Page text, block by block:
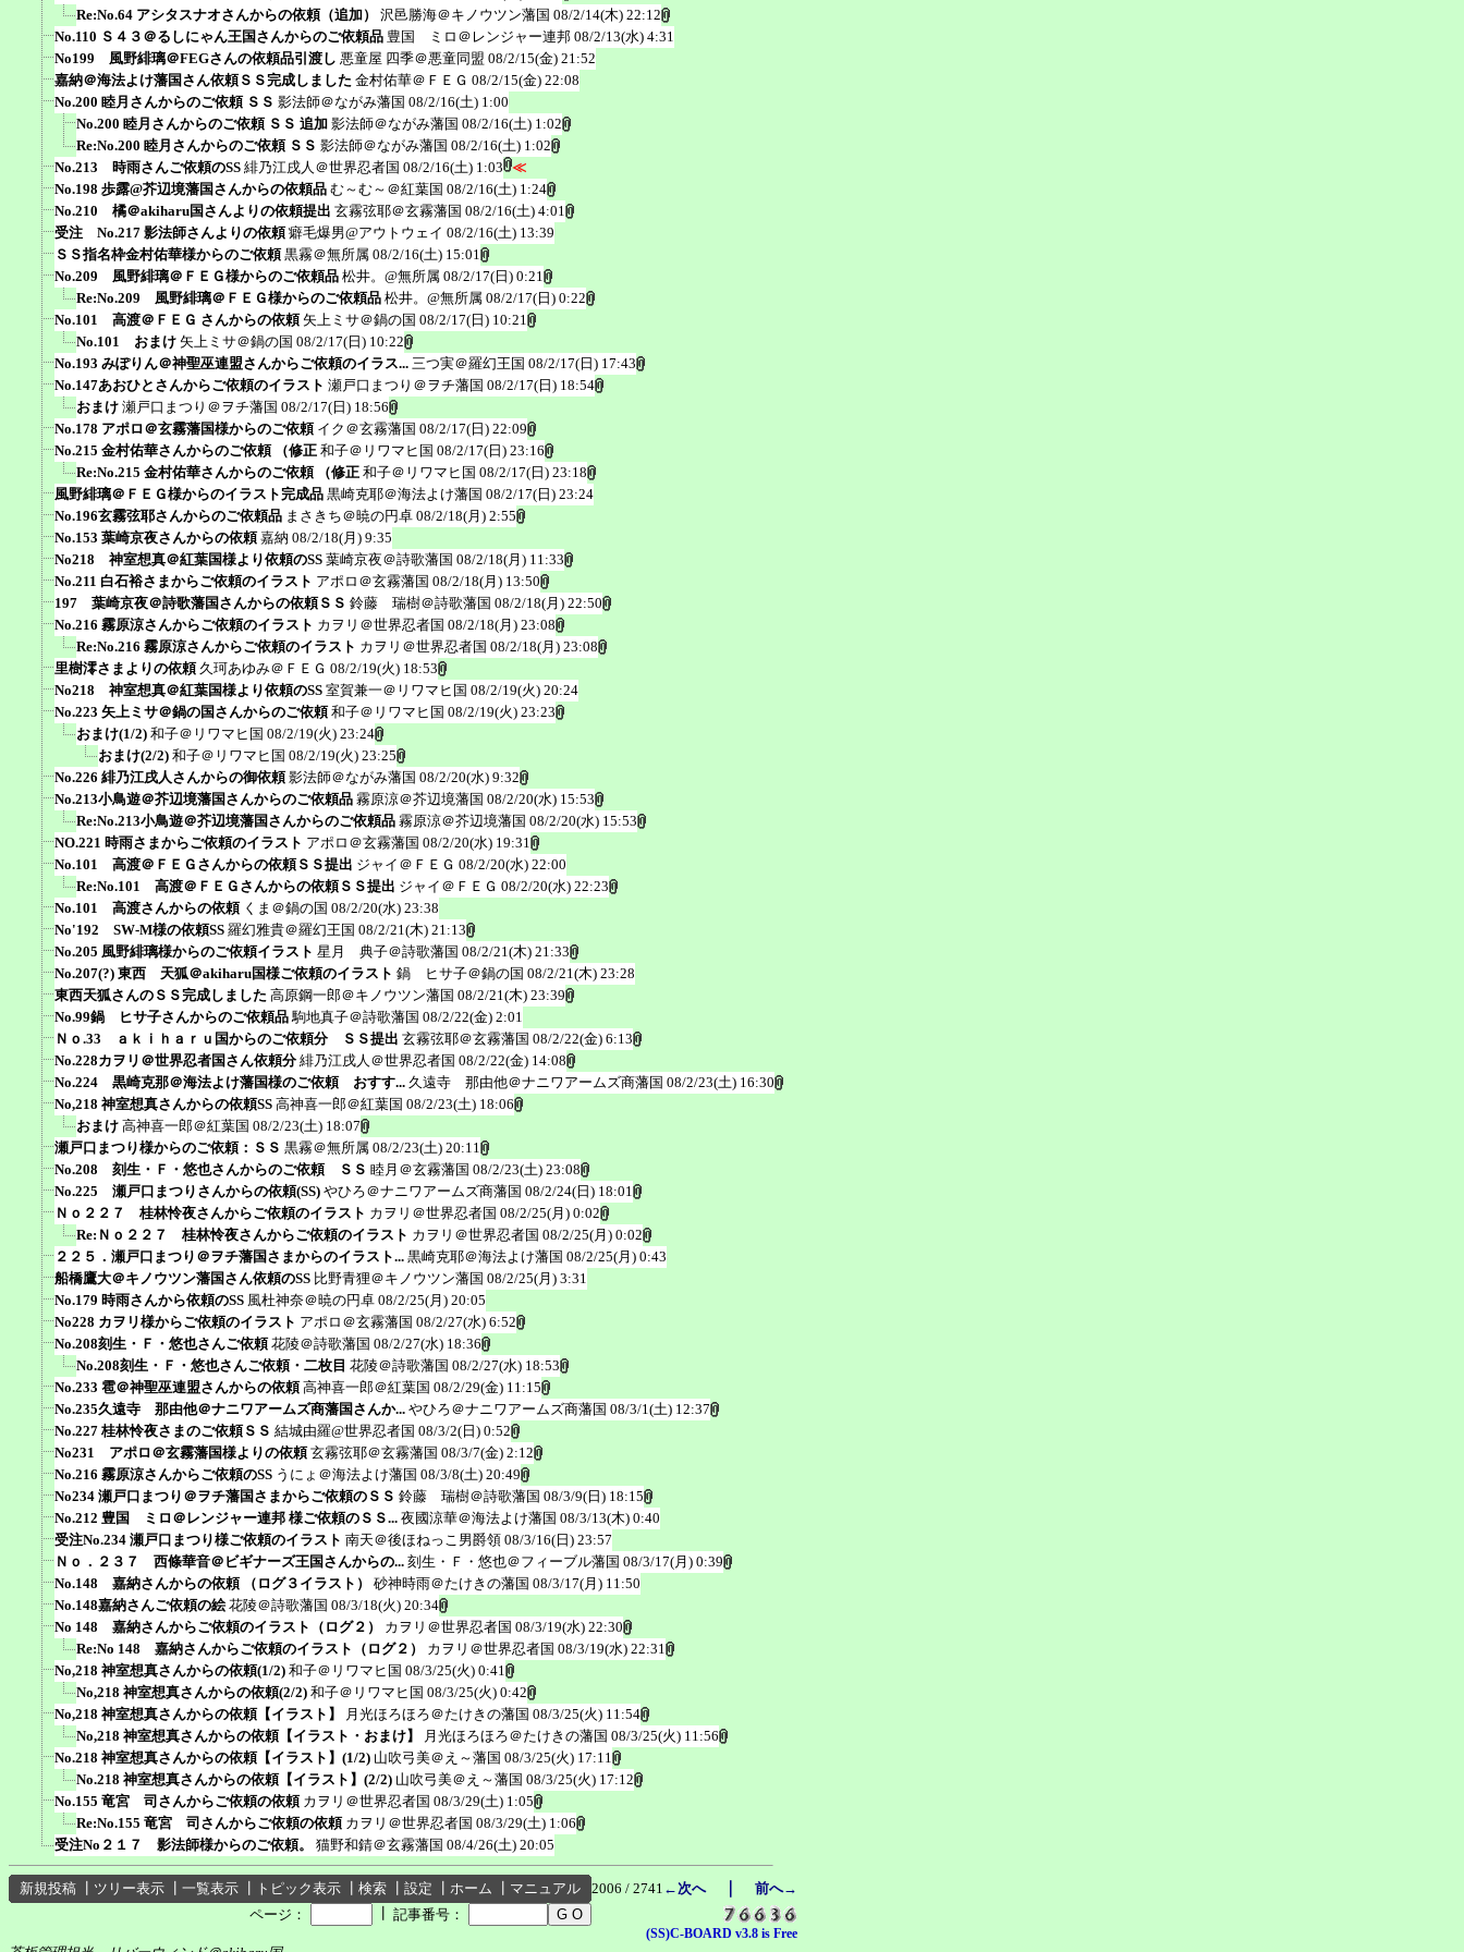
Re:No.64 アシタスナオさんからの依頼（追加）
沢邑勝海＠キノウツン藩国 08/2/14(木) 22:12
No.110 Ｓ４３＠るしにゃん王国さんからのご依頼品 豊国 ミロ＠レンジャー連邦 08/2/13(水) 4:31
No199 風野緋璃＠FEGさんの依頼品引渡し 悪童屋 四季＠悪童同盟 08/2/15(金) 21:52
嘉納＠海法よけ藩国さん依頼ＳＳ完成しました 金村佑華＠ＦＥＧ 08/2/15(金) 22:08
No.200 睦月さんからのご依頼 ＳＳ 影法師＠ながみ藩国 08/2/16(土) 1:00
No.200 睦月さんからのご依頼 ＳＳ 追加 影法師＠ながみ藩国 08/2/16(土) 1:02
Re:No.200 睦月さんからのご依頼 ＳＳ 影法師＠ながみ藩国 08/2/16(土) 1:02
No.213 時雨さんご依頼のSS 緋乃江戌人＠世界忍者国 08/2/16(土) 1:03 ≪
No.198 歩露@芥辺境藩国さんからの依頼品 む～む～＠紅葉国 08/2/16(土) 1:24
No.210 橘＠akiharu国さんよりの依頼提出 玄霧弦耶＠玄霧藩国 08/2/16(土) 4:01
受注 No.217 影法師さんよりの依頼 癖毛爆男@アウトウェイ 08/2/16(土) 13:39
ＳＳ指名枠金村佑華様からのご依頼 黒霧＠無所属 08/2/16(土) 15:01
No.209 風野緋璃＠ＦＥＧ様からのご依頼品 松井。@無所属 08/2/17(日) 0:21
Re:No.209 風野緋璃＠ＦＥＧ様からのご依頼品 松井。@無所属 08/2/17(日) 0:22
No.101 高渡＠ＦＥＧ さんからの依頼 矢上ミサ＠鍋の国 08/2/17(日) 10:21
No.101 おまけ 矢上ミサ＠鍋の国 08/2/17(日) 10:22
No.193 みぽりん＠神聖巫連盟さんからご依頼のイラス... 三つ実＠羅幻王国 08/2/17(日) 17:43
No.147あおひとさんからご依頼のイラスト 瀬戸口まつり＠ヲチ藩国 08/2/17(日) 18:54
おまけ 瀬戸口まつり＠ヲチ藩国 08/2/17(日) 18:56
No.178 アポロ＠玄霧藩国様からのご依頼 イク＠玄霧藩国 08/2/17(日) 22:09
No.215 金村佑華さんからのご依頼 （修正 和子＠リワマヒ国 08/2/17(日) 23:16
Re:No.215 金村佑華さんからのご依頼 （修正 和子＠リワマヒ国 08/2/17(日) 23:18
風野緋璃＠ＦＥＧ様からのイラスト完成品 黒崎克耶＠海法よけ藩国 08/2/17(日) 23:24
No.196玄霧弦耶さんからのご依頼品 まさきち＠暁の円卓 08/2/18(月) 2:55
No.153 葉崎京夜さんからの依頼 嘉納 08/2/18(月) 9:35
No218 神室想真＠紅葉国様より依頼のSS 葉崎京夜＠詩歌藩国 08/2/18(月) 11:33
No.211 白石裕さまからご依頼のイラスト アポロ＠玄霧藩国 08/2/18(月) 13:50
197 葉崎京夜＠詩歌藩国さんからの依頼ＳＳ 鈴藤 瑞樹＠詩歌藩国 08/2/18(月) 22:50
No.216 霧原涼さんからご依頼のイラスト カヲリ＠世界忍者国 08/2/18(月) 23:08
Re:No.216 霧原涼さんからご依頼のイラスト カヲリ＠世界忍者国 08/2/18(月) 23:08
里樹澪さまよりの依頼 久珂あゆみ＠ＦＥＧ 08/2/19(火) 18:53
No218 神室想真＠紅葉国様より依頼のSS 室賀兼一＠リワマヒ国 08/2/19(火) 20:24
No.223 矢上ミサ＠鍋の国さんからのご依頼 和子＠リワマヒ国 08/2/19(火) 23:23
おまけ(1/2) 和子＠リワマヒ国 08/2/19(火) 23:24
おまけ(2/2) 和子＠リワマヒ国 08/2/19(火) 23:25
No.226 緋乃江戌人さんからの御依頼 影法師＠ながみ藩国 08/2/20(水) 9:32
No.213小鳥遊＠芥辺境藩国さんからのご依頼品 霧原涼＠芥辺境藩国 08/2/20(水) 15:53
Re:No.213小鳥遊＠芥辺境藩国さんからのご依頼品 霧原涼＠芥辺境藩国 08/2/20(水) 15:53
NO.221 時雨さまからご依頼のイラスト アポロ＠玄霧藩国 08/2/20(水) 19:31
No.101 高渡＠ＦＥＧさんからの依頼ＳＳ提出 ジャイ＠ＦＥＧ 08/2/20(水) 22:00
Re:No.101 高渡＠ＦＥＧさんからの依頼ＳＳ提出 ジャイ＠ＦＥＧ 08/2/20(水) 22:23
No.101 高渡さんからの依頼 くま＠鍋の国 08/2/20(水) 23:38
No'192 SW-M様の依頼SS 羅幻雅貴＠羅幻王国 08/2/21(木) 21:13
No.205 風野緋璃様からのご依頼イラスト 星月 典子＠詩歌藩国 08/2/21(木) 21:33
No.207(?) 東西 天狐＠akiharu国様ご依頼のイラスト 鍋 ヒサ子＠鍋の国 08/2/21(木) 23:28
東西天狐さんのＳＳ完成しました 高原鋼一郎＠キノウツン藩国 08/2/21(木) 23:39
No.99鍋 ヒサ子さんからのご依頼品 駒地真子＠詩歌藩国 08/2/22(金) 2:01
Ｎｏ.33 ａｋｉｈａｒｕ国からのご依頼分 ＳＳ提出 玄霧弦耶＠玄霧藩国 08/2/22(金) 6:13
No.228カヲリ＠世界忍者国さん依頼分 緋乃江戌人＠世界忍者国 08/2/22(金) 14:08
No.224 黒崎克那＠海法よけ藩国様のご依頼 おすす... 久遠寺 那由他＠ナニワアームズ商藩国 08/2/23(土) 16:30
No,218 神室想真さんからの依頼SS 高神喜一郎＠紅葉国 08/2/23(土) 18:06
おまけ 高神喜一郎＠紅葉国 08/2/23(土) 18:07
瀬戸口まつり様からのご依頼：ＳＳ 黒霧＠無所属 08/2/23(土) 20:11
No.208 刻生・Ｆ・悠也さんからのご依頼 ＳＳ 睦月＠玄霧藩国 08/2/23(土) 23:08
No.225 瀬戸口まつりさんからの依頼(SS) やひろ＠ナニワアームズ商藩国 08/2/24(日) 18:01
Ｎｏ２２７ 桂林怜夜さんからご依頼のイラスト カヲリ＠世界忍者国 08/2/25(月) 0:02
Re:Ｎｏ２２７ 桂林怜夜さんからご依頼のイラスト カヲリ＠世界忍者国 08/2/25(月) 0:02
２２５．瀬戸口まつり＠ヲチ藩国さまからのイラスト... 黒崎克耶＠海法よけ藩国 08/2/25(月) 0:43
船橋鷹大＠キノウツン藩国さん依頼のSS 比野青狸＠キノウツン藩国 08/2/25(月) 3:31
No.179 時雨さんから依頼のSS 風杜神奈＠暁の円卓 08/2/25(月) 20:05
No228 カヲリ様からご依頼のイラスト アポロ＠玄霧藩国 08/2/27(水) 6:52
No.208刻生・Ｆ・悠也さんご依頼 花陵＠詩歌藩国 08/2/27(水) 18:36
No.208刻生・Ｆ・悠也さんご依頼・二枚目 花陵＠詩歌藩国 08/2/27(水) 18:53
No.233 雹＠神聖巫連盟さんからの依頼 高神喜一郎＠紅葉国 08/2/29(金) 11:15
No.235久遠寺 那由他＠ナニワアームズ商藩国さんか... やひろ＠ナニワアームズ商藩国 08/3/1(土) 12:37
No.227 桂林怜夜さまのご依頼ＳＳ 結城由羅@世界忍者国 08/3/2(日) 0:52
No231 アポロ＠玄霧藩国様よりの依頼 玄霧弦耶＠玄霧藩国 08/3/7(金) 2:12
No.216 霧原涼さんからご依頼のSS うにょ＠海法よけ藩国 08/3/8(土) 20:49
No234 瀬戸口まつり＠ヲチ藩国さまからご依頼のＳＳ 鈴藤 瑞樹＠詩歌藩国 08/3/9(日) 18:15
No.212 豊国 ミロ＠レンジャー連邦 様ご依頼のＳＳ... 夜國涼華＠海法よけ藩国 08/3/13(木) 0:40
受注No.234 瀬戸口まつり様ご依頼のイラスト 南天＠後ほねっこ男爵領 08/3/16(日) 23:57
Ｎｏ．２３７ 西條華音＠ビギナーズ王国さんからの... 刻生・Ｆ・悠也＠フィーブル藩国 08/3/17(月) 0:39
No.148 嘉納さんからの依頼 （ログ３イラスト）
砂神時雨＠たけきの藩国 08/3/17(月) 11:50
No.148嘉納さんご依頼の絵 花陵＠詩歌藩国 08/3/18(火) 20:34
No 148 嘉納さんからご依頼のイラスト（ログ２）
カヲリ＠世界忍者国 08/3/19(水) 22:30
Re:No 148 嘉納さんからご依頼のイラスト（ログ２）
カヲリ＠世界忍者国 08/3/19(水) 22:31
No,218 神室想真さんからの依頼(1/2) 和子＠リワマヒ国 08/3/25(火) 0:41
No,218 神室想真さんからの依頼(2/2) 和子＠リワマヒ国 08/3/25(火) 0:42
No,218 神室想真さんからの依頼【イラスト】
月光ほろほろ＠たけきの藩国 08/3/25(火) 11:54
No,218 神室想真さんからの依頼【イラスト・おまけ】
月光ほろほろ＠たけきの藩国 08/3/25(火) 11:56
No.218 神室想真さんからの依頼【イラスト】(1/2) 山吹弓美＠え～藩国 08/3/25(火) 17:11
No.218 神室想真さんからの依頼【イラスト】(2/2) 山吹弓美＠え～藩国 08/3/25(火) 17:12
No.155 竜宮 司さんからご依頼の依頼 カヲリ＠世界忍者国 08/3/29(土) 1:05
Re:No.155 竜宮 司さんからご依頼の依頼 カヲリ＠世界忍者国 08/3/29(土) 1:06
受注No２１７ 影法師様からのご依頼。
猫野和錆＠玄霧藩国 08/4/26(土) 20:05
新規投稿 ツリー表示 一覧表示 トピック表示 検索 設定 ホーム マニュアル 2006 / 2741 ←次へ｜ 前へ→
ページ：
記事番号：
(SS)C-BOARD v3.8 is Free